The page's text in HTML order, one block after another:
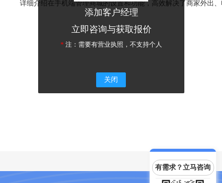
详细介绍在手机端管理商城的设置和功能，高效解决了商家外出
有需求？立马咨询
添加客户经理
立即咨询与获取报价
* 注：需要有营业执照，不支持个人
关闭